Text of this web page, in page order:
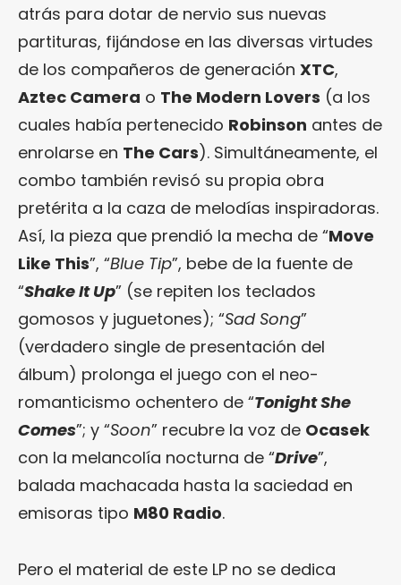
atrás para dotar de nervio sus nuevas
partituras, fijándose en las diversas virtudes
de los compañeros de generación XTC,
Aztec Camera o The Modern Lovers (a los
cuales había pertenecido Robinson antes de
enrolarse en The Cars). Simultáneamente, el
combo también revisó su propia obra
pretérita a la caza de melodías inspiradoras.
Así, la pieza que prendió la mecha de “Move
Like This”, “Blue Tip”, bebe de la fuente de
“Shake It Up” (se repiten los teclados
gomosos y juguetones); “Sad Song”
(verdadero single de presentación del
álbum) prolonga el juego con el neo-
romanticismo ochentero de “Tonight She
Comes”; y “Soon” recubre la voz de Ocasek
con la melancolía nocturna de “Drive”,
balada machacada hasta la saciedad en
emisoras tipo M80 Radio.
Pero el material de este LP no se dedica